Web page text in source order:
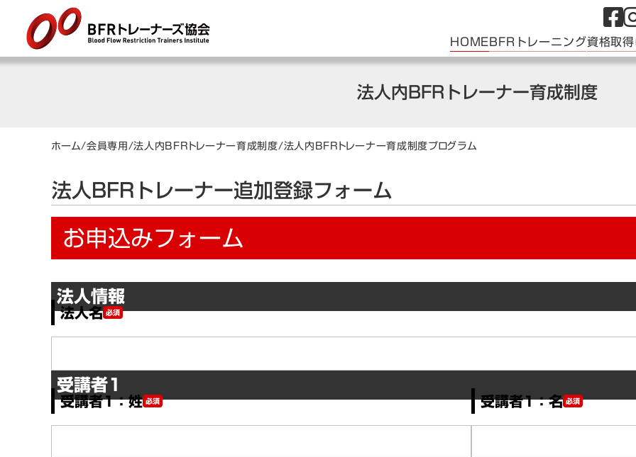
HOMEBFRトレーニング資格取
法人内BFRトレーナー育成制度
ホーム/会員専用/法人内BFRトレーナー育成制度/法人内BFRトレーナー育成制度プログラム
法人BFRトレーナー追加登録フォーム
お申込みフォーム
法人情報
法人名 必須
受講者1
受講者1：姓 必須 受講者1：名 必須